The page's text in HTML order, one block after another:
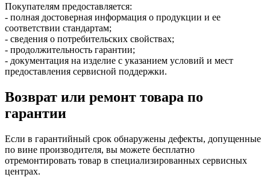
Покупателям предоставляется:
- полная достоверная информация о продукции и ее
соответствии стандартам;
- сведения о потребительских свойствах;
- продолжительность гарантии;
- документация на изделие с указанием условий и мест
предоставления сервисной поддержки.
Возврат или ремонт товара по
гарантии
Если в гарантийный срок обнаружены дефекты, допущенные
по вине производителя, вы можете бесплатно
отремонтировать товар в специализированных сервисных
центрах.